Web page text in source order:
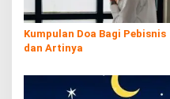
o
s
Kumpulan Doa Bagi Pebisnis
dan Artinya